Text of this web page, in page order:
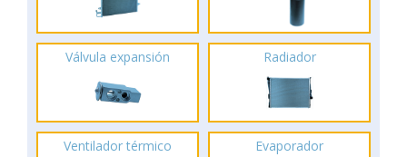
Válvula expansión Radiador
Ventilador térmico Evaporador